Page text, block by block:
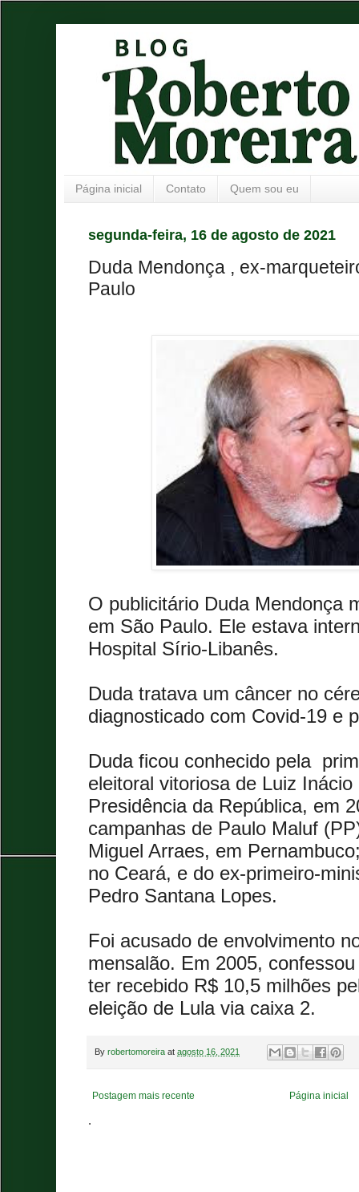
Página inicial Contato Quem sou eu
segunda-feira, 16 de agosto de 2021
Duda Mendonça , ex-
Paulo
O publicitário Duda Mendonça
em São Paulo. Ele estava
Hospital Sírio-Libanês.
Duda tratava um câncer no
diagnosticado com Covid-19 e
Duda ficou conhecido pela
eleitoral vitoriosa de Luiz
Presidência da República, em
campanhas de Paulo Maluf
Miguel Arraes, em
no Ceará, e do ex-primeiro-
Pedro Santana Lopes.
Foi acusado de envolvimento
mensalão. Em 2005,
ter recebido R$ 10,5 milhões
eleição de Lula via caixa 2.
By robertomoreira at agosto 16, 2021
Postagem mais recente Página inicial
.